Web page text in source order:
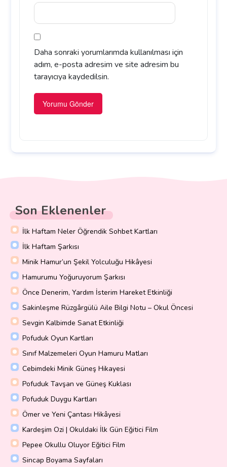
Daha sonraki yorumlarımda kullanılması için
adım, e-posta adresim ve site adresim bu
tarayıcıya kaydedilsin.
Son Eklenenler
İlk Haftam Neler Öğrendik Sohbet Kartları
İlk Haftam Şarkısı
Minik Hamur’un Şekil Yolculuğu Hikâyesi
Hamurumu Yoğuruyorum Şarkısı
Önce Denerim, Yardım İsterim Hareket Etkinliği
Sakinleşme Rüzgârgülü Aile Bilgi Notu – Okul Öncesi
Sevgin Kalbimde Sanat Etkinliği
Pofuduk Oyun Kartları
Sınıf Malzemeleri Oyun Hamuru Matları
Cebimdeki Minik Güneş Hikayesi
Pofuduk Tavşan ve Güneş Kuklası
Pofuduk Duygu Kartları
Ömer ve Yeni Çantası Hikâyesi
Kardeşim Ozi | Okuldaki İlk Gün Eğitici Film
Pepee Okullu Oluyor Eğitici Film
Sincap Boyama Sayfaları